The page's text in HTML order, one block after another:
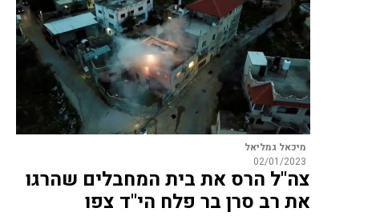
מיכאל גמליאל
02/01/2023
צה"ל הרס את בית המחבלים שהרגו
את רב סרן בר פלח הי"ד צפו